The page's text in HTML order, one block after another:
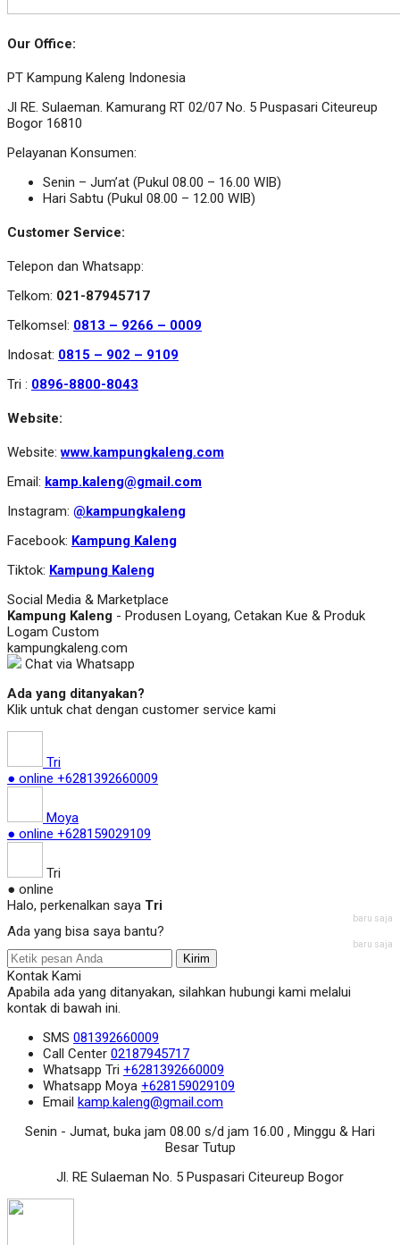
Our Office:
PT Kampung Kaleng Indonesia
Jl RE. Sulaeman. Kamurang RT 02/07 No. 5 Puspasari Citeureup
Bogor 16810
Pelayanan Konsumen:
Senin – Jum’at (Pukul 08.00 – 16.00 WIB)
Hari Sabtu (Pukul 08.00 – 12.00 WIB)
Customer Service:
Telepon dan Whatsapp:
Telkom: 021-87945717
Telkomsel: 0813 – 9266 – 0009
Indosat: 0815 – 902 – 9109
Tri : 0896-8800-8043
Website:
Website:www.kampungkaleng.com
Email: kamp.kaleng@gmail.com
Instagram: @kampungkaleng
Facebook: Kampung Kaleng
Tiktok: Kampung Kaleng
Social Media & Marketplace
Kampung Kaleng - Produsen Loyang, Cetakan Kue & Produk
Logam Custom
kampungkaleng.com
Chat via Whatsapp
Ada yang ditanyakan?
Klik untuk chat dengan customer service kami
Tri
● online +6281392660009
Moya
● online +628159029109
Tri
● online
Halo, perkenalkan saya Tri
baru saja
Ada yang bisa saya bantu?
baru saja
Kirim
Kontak Kami
Apabila ada yang ditanyakan, silahkan hubungi kami melalui
kontak di bawah ini.
SMS 081392660009
Call Center 02187945717
Whatsapp Tri +6281392660009
Whatsapp Moya +628159029109
Email kamp.kaleng@gmail.com
Senin - Jumat, buka jam 08.00 s/d jam 16.00 , Minggu & Hari
Besar Tutup
Jl. RE Sulaeman No. 5 Puspasari Citeureup Bogor